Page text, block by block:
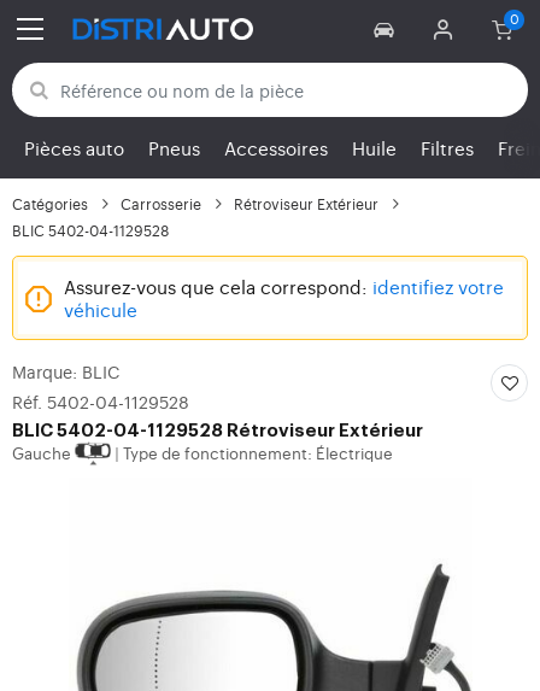
Retour aux catégories
Pièces auto Pneus Accessoires Huile Filtres
Catégories Carrosserie
Rétroviseur Extérieur
BLIC 5402-04-1129528
Assurez-vous que cela correspond: identifiez votre
véhicule
Marque: BLIC
Réf. 5402-04-1129528
BLIC 5402-04-1129528 Rétroviseur Extérieur
Gauche Type de fonctionnement: Électrique